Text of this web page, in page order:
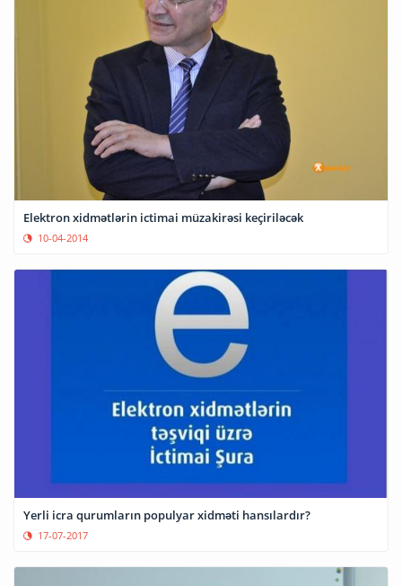
Elektron xidmətlərin ictimai müzakirəsi keçiriləcək
10-04-2014
Yerli icra qurumların populyar xidməti hansılardır?
17-07-2017